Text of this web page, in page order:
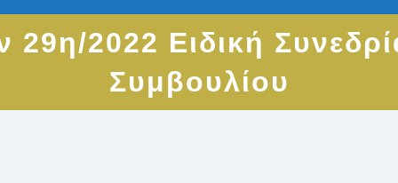
2022 Ειδική
Συμβουλίου